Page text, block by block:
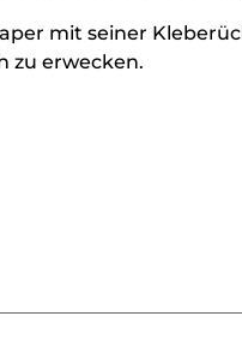
mit seiner
zu erwecken.